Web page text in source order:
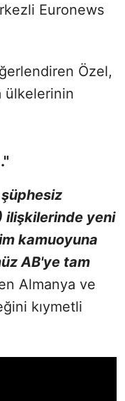
Euronews
Özel,
ülkelerinin
ilişkilerinde yeni
kamuoyuna
AB'ye tam
Almanya ve
kıymetli